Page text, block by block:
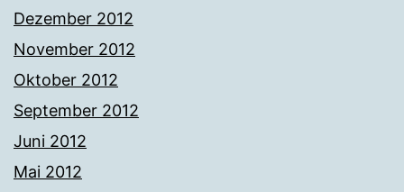
Dezember 2012
November 2012
Oktober 2012
September 2012
Juni 2012
Mai 2012